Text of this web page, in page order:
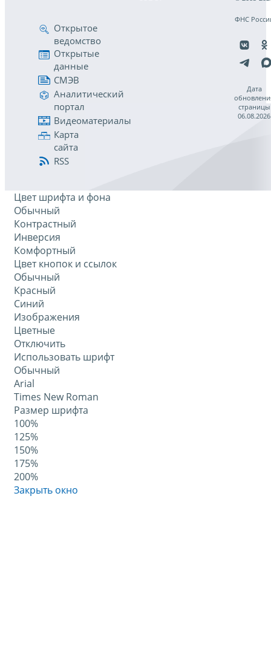
Открытое
ведомство
Открытые
данные
СМЭВ
Аналитический
портал
Видеоматериалы
Карта
сайта
RSS
ФНС
Дата
страницы
06.08.2026
Цвет шрифта и фона
Обычный
Контрастный
Инверсия
Комфортный
Цвет кнопок и ссылок
Обычный
Красный
Синий
Изображения
Цветные
Отключить
Использовать шрифт
Обычный
Arial
Times New Roman
Размер шрифта
100%
125%
150%
175%
200%
Закрыть окно